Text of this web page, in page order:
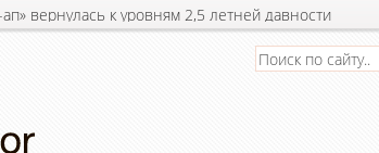
вернулась к уровням 2,5 летней давности